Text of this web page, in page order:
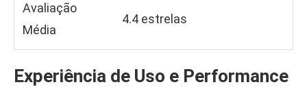
Avaliação
Média
4.4 estrelas
Experiência de Uso e Performance